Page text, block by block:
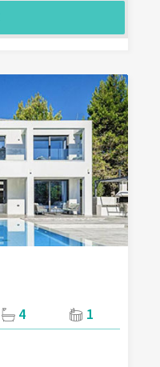
4 1